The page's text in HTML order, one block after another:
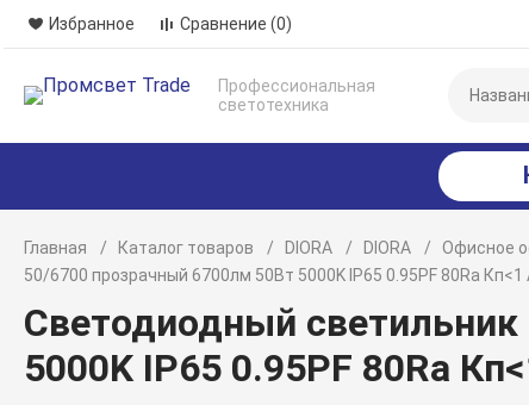
Избранное Сравнение (0)
Профессиональная
светотехника
Главная Каталог товаров DIORA DIORA Офисное
50/6700 прозрачный 6700лм 50Вт 5000K IP65 0.95PF 80Ra
Светодиодный
5000K IP65 0.95PF 80Ra